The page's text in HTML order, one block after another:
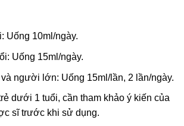
Uống 10ml/ngày.
Uống 15ml/ngày.
người lớn: Uống 15ml/lần, 2 lần/ngày.
dưới 1 tuổi, cần tham khảo ý kiến của
sĩ trước khi sử dụng.